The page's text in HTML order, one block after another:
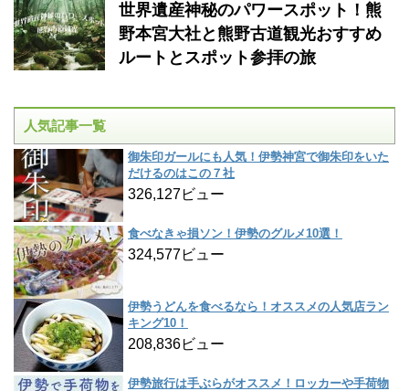
世界遺産神秘のパワースポット！熊
野本宮大社と熊野古道観光おすすめ
ルートとスポット参拝の旅
人気記事一覧
御朱印ガールにも人気！伊勢神宮で御朱印をいた
だけるのはこの７社
326,127ビュー
食べなきゃ損ソン！伊勢のグルメ10選！
324,577ビュー
伊勢うどんを食べるなら！オススメの人気店ラン
キング10！
208,836ビュー
伊勢旅行は手ぶらがオススメ！ロッカーや手荷物